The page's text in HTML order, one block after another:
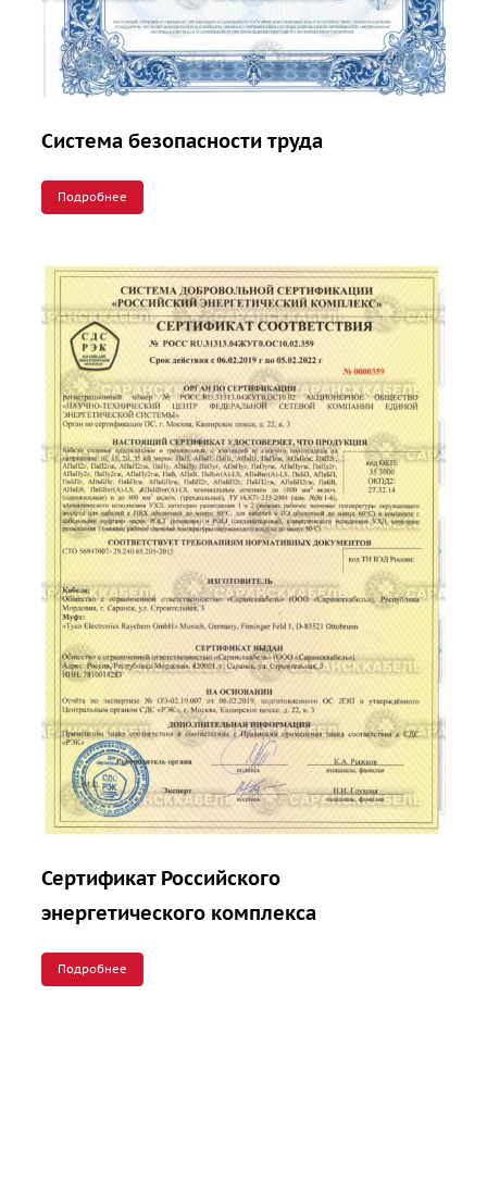
Система безопасности труда
Подробнее
Сертификат Российского
энергетического комплекса
Подробнее